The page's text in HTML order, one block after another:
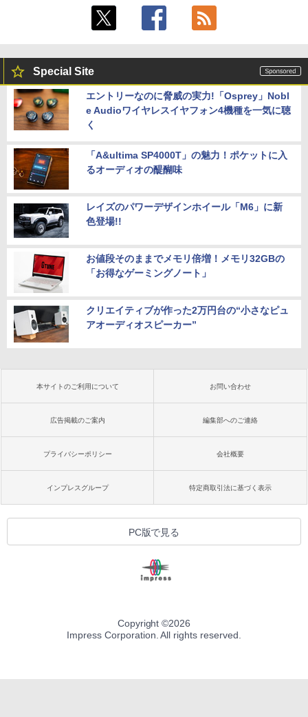
Special Site
エントリーなのに脅威の実力!「Osprey」Nobl
e Audioワイヤレスイヤフォン4機種を一気に聴
く
「A&ultima SP4000T」の魅力！ポケットに入
るオーディオの醍醐味
レイズのパワーデザインホイール「M6」に新
色登場!!
お値段そのままでメモリ倍増！メモリ32GBの
「お得なゲーミングノート」
クリエイティブが作った2万円台の“小さなピュ
アオーディオスピーカー”
本サイトのご利用について お問い合わせ
広告掲載のご案内 編集部へのご連絡
プライバシーポリシー 会社概要
インプレスグループ 特定商取引法に基づく表示
PC版で見る
Copyright ©2026
Impress Corporation. All rights reserved.